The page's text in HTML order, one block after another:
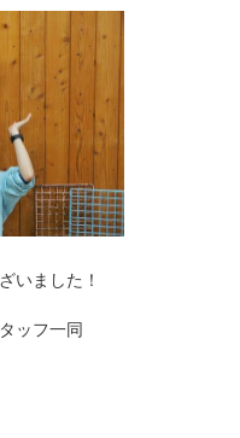
いました！
ッフ一同